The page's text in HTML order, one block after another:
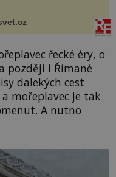
řecké éry, o
později i Římané
dalekých cest
mořeplavec je tak
A nutno